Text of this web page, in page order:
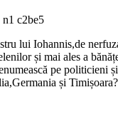
lui Iohannis,de
și mai ales a
pe politicieni
și Timișoara?